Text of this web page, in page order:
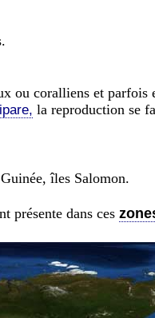
ou coralliens et parfois
la reproduction se
îles Salomon.
présente dans ces